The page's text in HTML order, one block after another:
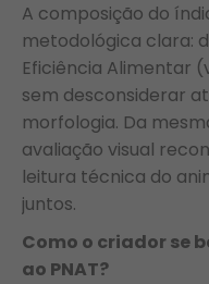
A composição do
metodológica clara:
Eficiência Alimentar
sem desconsiderar
morfologia. Da
avaliação visual
leitura técnica do
juntos.
Como o criador se
ao PNAT?